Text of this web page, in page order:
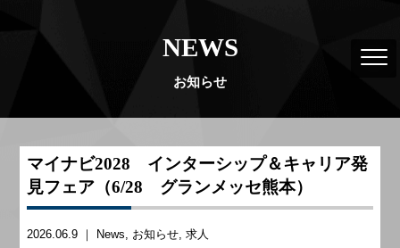
NEWS
お知らせ
マイナビ2028 インターシップ＆キャリア発
見フェア（6/28 グランメッセ熊本）
2026.06.9 ｜ News お知らせ 求人